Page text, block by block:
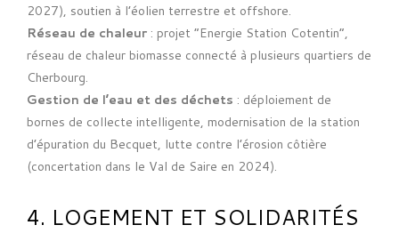
2027), soutien à l’éolien terrestre et offshore.
Réseau de chaleur : projet “Energie Station Cotentin”,
réseau de chaleur biomasse connecté à plusieurs quartiers de
Cherbourg.
Gestion de l’eau et des déchets : déploiement de
bornes de collecte intelligente, modernisation de la station
d’épuration du Becquet, lutte contre l’érosion côtière
(concertation dans le Val de Saire en 2024).
4. LOGEMENT ET SOLIDARITÉS